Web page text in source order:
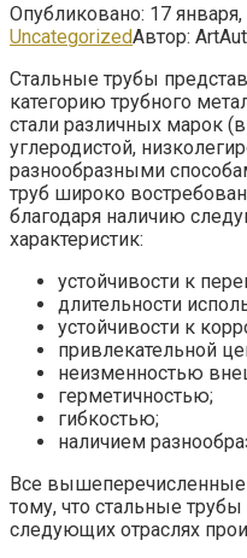
Опубликовано: 17
UncategorizedАвтор:
Стальные трубы
категорию трубного
стали различных марок
углеродистой,
разнообразными
труб широко
благодаря наличию
характеристик:
устойчивости к
длительности
устойчивости к
привлекательной
неизменностью
герметичностью;
гибкостью;
наличием
Все вышеперечисленные
тому, что стальные
следующих отраслях